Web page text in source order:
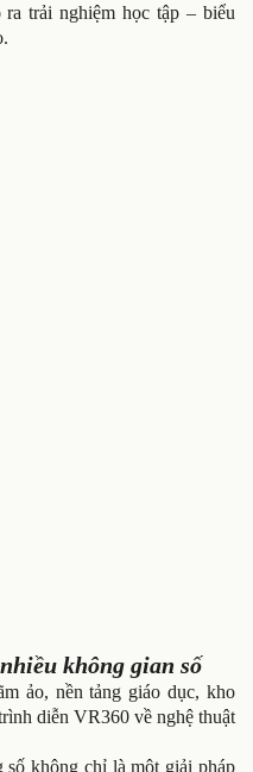
trải nghiệm học tập – biểu
không gian số
ảo, nền tảng giáo dục, kho
diễn VR360 về nghệ thuật
số không chỉ là một giải pháp